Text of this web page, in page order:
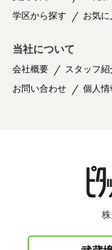
学区から探す
お気
当社について
会社概要 スタッフ紹
お問い合わせ
個人情